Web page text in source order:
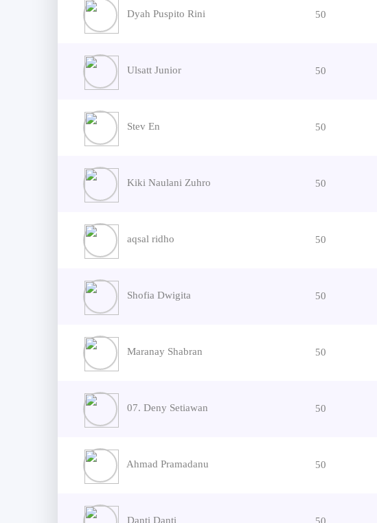
Dyah Puspito Rini 50
Ulsatt Junior 50
Stev En 50
Kiki Naulani Zuhro 50
aqsal ridho 50
Shofia Dwigita 50
Maranay Shabran 50
07. Deny Setiawan 50
Ahmad Pramadanu 50
Danti Danti